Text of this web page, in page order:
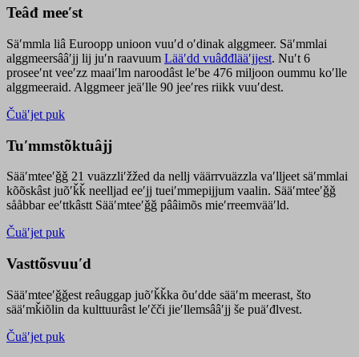
Teâđ meeʹst
Säʹmmla liâ Euroopp unioon vuuʹd oʹdinak alggmeer. Säʹmmlai
alggmeersââʹjj lij juʹn raavuum Lääʹdd vuâđđlääʹjjest. Nuʹt 6
proseeʹnt veeʹzz maaiʹlm naroodâst leʹbe 476 miljoon oummu koʹlle
alggmeeraid. Alggmeer jeäʹlle 90 jeeʹres riikk vuuʹdest.
Čuäʹjet puk
Tuʹmmstõktuâjj
Sääʹmteeʹǧǧ 21 vuäzzliʹžžed da nellj väärrvuäzzla vaʹlljeet säʹmmlai
kõõskâst juõʹǩǩ neelljad eeʹjj tueiʹmmepijjum vaalin. Sääʹmteeʹǧǧ
sååbbar eeʹttkâstt Sääʹmteeʹǧǧ pââimõs mieʹrreemvääʹld.
Čuäʹjet puk
Vasttõsvuuʹd
Sääʹmteeʹǧǧest reâuggap juõʹǩǩka õuʹdde sääʹm meerast, što
sääʹmǩiõlin da kulttuurâst leʹčči jieʹllemsââʹjj še puäʹđlvest.
Čuäʹjet puk